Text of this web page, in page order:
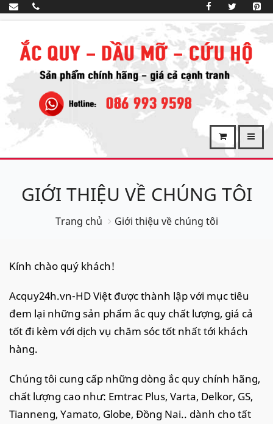
GIỚI THIỆU VỀ CHÚNG TÔI
Trang chủ Giới thiệu về chúng tôi
Kính chào quý khách!
Acquy24h.vn-HD Việt được thành lập với mục tiêu
đem lại những sản phẩm ắc quy chất lượng, giá cả
tốt đi kèm với dịch vụ chăm sóc tốt nhất tới khách
hàng.
Chúng tôi cung cấp những dòng ắc quy chính hãng,
chất lượng cao như: Emtrac Plus, Varta, Delkor, GS,
Tianneng, Yamato, Globe, Đồng Nai.. dành cho tất